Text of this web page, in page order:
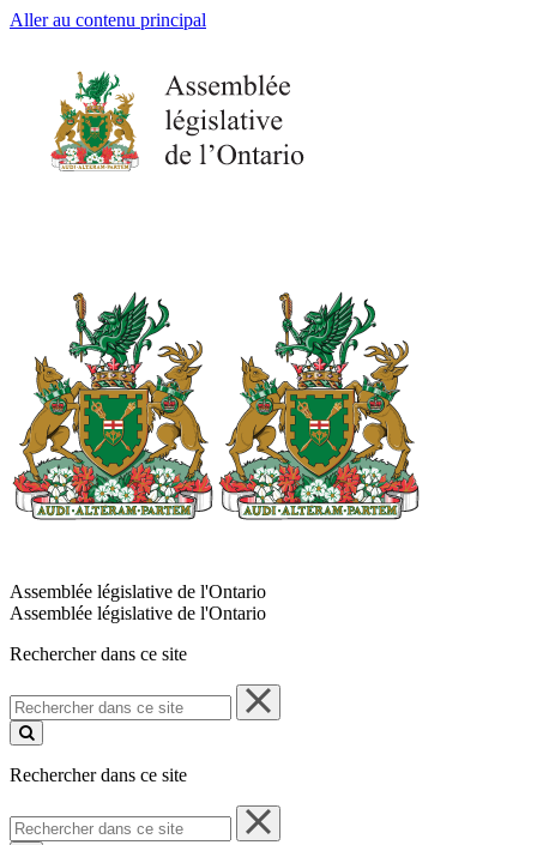
Aller au contenu principal
Assemblée législative de l'Ontario
Assemblée législative de l'Ontario
Rechercher dans ce site
Rechercher
dans
ce
Rechercher dans ce site
Rechercher
dans